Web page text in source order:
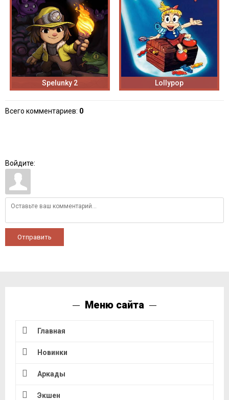
Spelunky 2 Lollypop
Всего комментариев: 0
Войдите:
Отправить
Меню сайта
Главная
Новинки
Аркады
Экшен